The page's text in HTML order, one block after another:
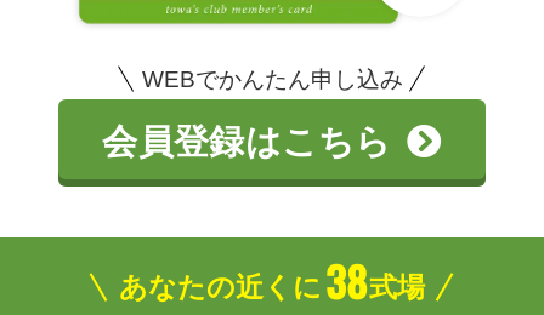
WEBでかんたん申し込み
会員登録はこちら
あなたの近くに 38式場